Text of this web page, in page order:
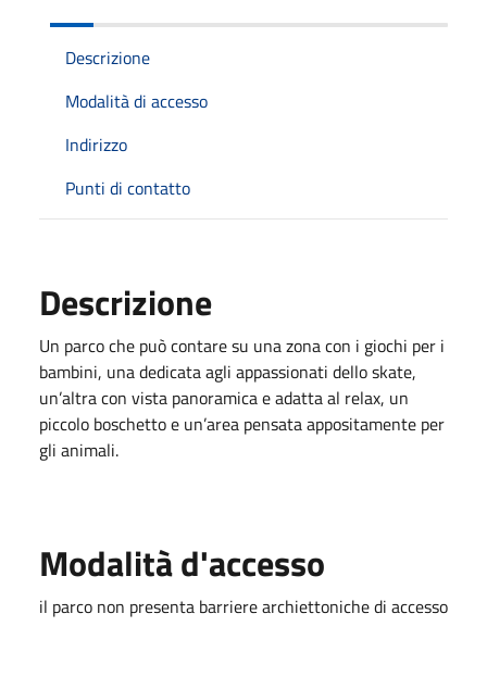
Descrizione
Modalità di accesso
Indirizzo
Punti di contatto
Descrizione
Un parco che può contare su una zona con i giochi per i
bambini, una dedicata agli appassionati dello skate,
un’altra con vista panoramica e adatta al relax, un
piccolo boschetto e un’area pensata appositamente per
gli animali.
Modalità d'accesso
il parco non presenta barriere archiettoniche di accesso